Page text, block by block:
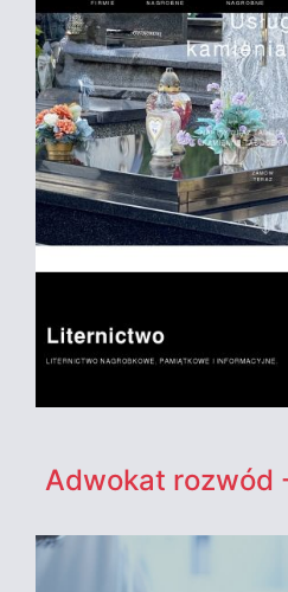
Adwokat rozwód